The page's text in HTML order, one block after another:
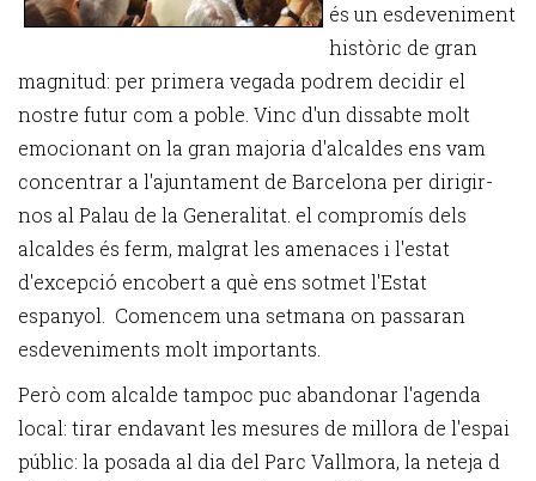
és un esdeveniment
històric de gran
magnitud: per primera vegada podrem decidir el
nostre futur com a poble. Vinc d'un dissabte molt
emocionant on la gran majoria d'alcaldes ens vam
concentrar a l'ajuntament de Barcelona per dirigir-
nos al Palau de la Generalitat. el compromís dels
alcaldes és ferm, malgrat les amenaces i l'estat
d'excepció encobert a què ens sotmet l'Estat
espanyol. Comencem una setmana on passaran
esdeveniments molt importants.
Però com alcalde tampoc puc abandonar l'agenda
local: tirar endavant les mesures de millora de l'espai
públic: la posada al dia del Parc Vallmora, la neteja d